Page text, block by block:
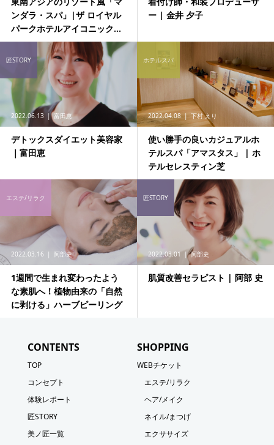
ンダラ・スパ」|ザ ロイヤル
パークホテルアイコニック...
ー | 金井 夕子
2022.06.13 富田恵
デトックスダイエット美容家
｜富田恵
匠STORY
2022.04.08 下村 えり
使い勝手の良いカジュアルホ
テルスパ「アマスタス」 | ホ
テルセレスティン芝
ホテルスパ
2022.03.16 阿部史
1週間で生まれ変わったよう
な素肌へ！植物由来の「自然
に剥ける」ハーブピーリング
エステ/リラク
2022.03.01 阿部史
肌質改善セラピスト | 阿部 史
匠STORY
CONTENTS
TOP
コンセプト
体験レポート
匠STORY
美ノ匠一覧
SHOPPING
WEBチケット
エステ/リラク
ヘア/メイク
ネイル/まつげ
エクササイズ